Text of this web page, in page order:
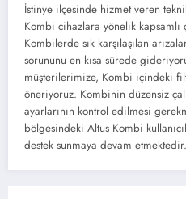
İstinye ilçesinde hizmet veren
Kombi cihazlara yönelik kapsamlı
Kombilerde sık karşılaşılan
sorununu en kısa sürede
müşterilerimize, Kombi içindeki
öneriyoruz. Kombinin düzensiz
ayarlarının kontrol edilmesi
bölgesindeki Altus Kombi
destek sunmaya devam etmektedir.